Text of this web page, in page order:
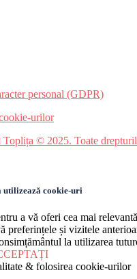
personal (GDPR)
urilor
© 2025. Toate
cookie-uri
a vă oferi cea mai
preferințele și vizitele
la utilizarea
& folosirea cookie-urilor